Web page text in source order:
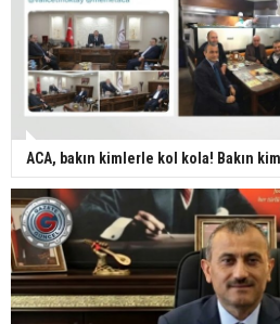
ACA, bakın kimlerle kol kola! Bakın